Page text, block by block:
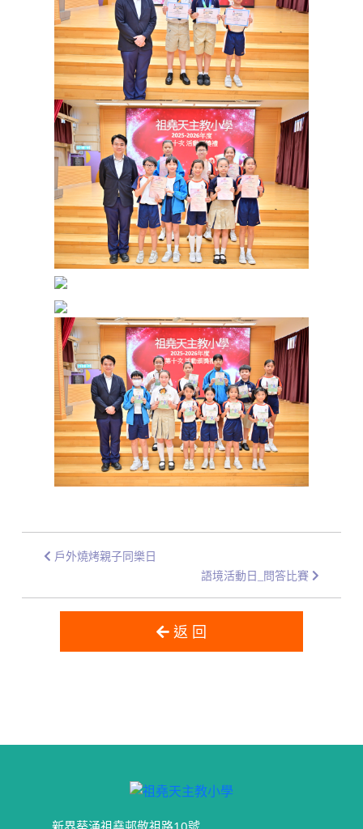
戶外燒烤親子同樂日
語境活動日_問答比賽
返 回